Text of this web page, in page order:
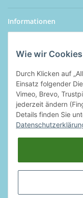
Informationen
Wie wir
Durch Klicken auf
Einsatz folgender
Vimeo, Brevo,
jederzeit ändern
Details finden Sie